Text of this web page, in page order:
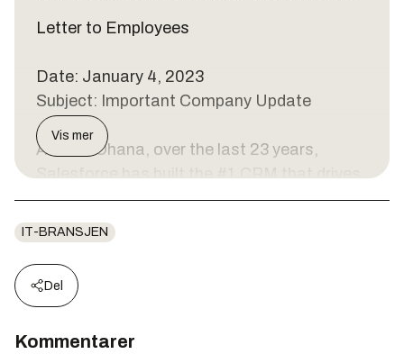
Letter to Employees
Date: January 4, 2023
Subject: Important Company Update
As one ‘Ohana, over the last 23 years,
Salesforce has built the #1 CRM that drives
incredible customer success across every
line of business for every industry around the
world. We have never been more mission-
critical to our customers. We have an
unparalleled ecosystem, with thousands of
their companies on our platform.
Vis mer
IT-BRANSJEN
Del
Kommentarer